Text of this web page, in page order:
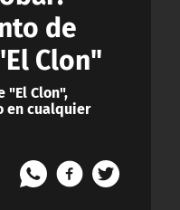
de
Clon"
Clon",
en cualquier